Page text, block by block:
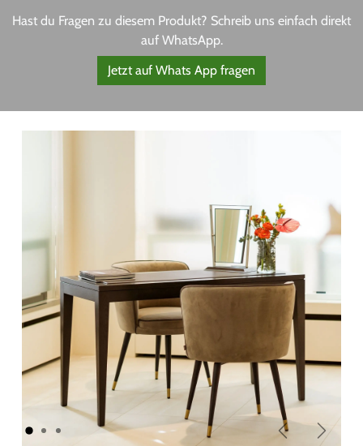
Hast du Fragen zu diesem Produkt? Schreib uns einfach direkt
auf WhatsApp.
Jetzt auf Whats App fragen
Zurück Weiter